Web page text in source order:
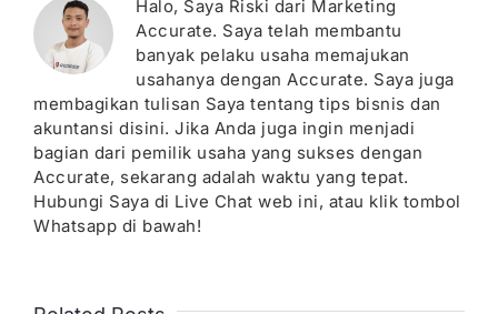
Halo, Saya Riski dari Marketing
Accurate. Saya telah membantu
banyak pelaku usaha memajukan
usahanya dengan Accurate. Saya juga
membagikan tulisan Saya tentang tips bisnis dan
akuntansi disini. Jika Anda juga ingin menjadi
bagian dari pemilik usaha yang sukses dengan
Accurate, sekarang adalah waktu yang tepat.
Hubungi Saya di Live Chat web ini, atau klik tombol
Whatsapp di bawah!